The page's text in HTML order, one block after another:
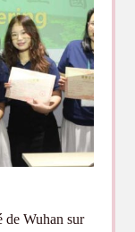
de Wuhan sur